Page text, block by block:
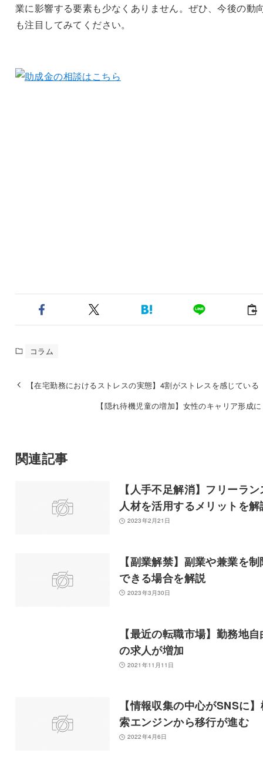
業に影響する要素も少なくありません。ぜひ、今後の動
も注目してみてください。
コラム
【在宅勤務におけるストレスの実態】4割がストレスを感じている
【隠れ待機児童の増加】女性のキャリア形成
関連記事
【人手不足解消】フリーラン
人材を活用するメリットを解
2023年2月21日
【副業解禁】副業や兼業を制
できる場合を解説
2023年3月30日
【最近の転職市場】勤務地自
の求人が増加
2021年11月11日
【情報収集の中心がSNSに
索エンジンから移行が進む
2022年4月6日